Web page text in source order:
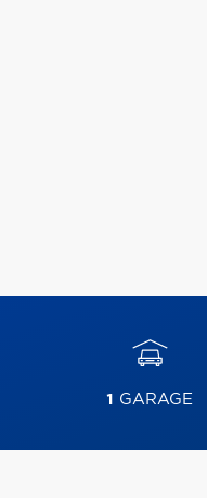
1 GARAGE